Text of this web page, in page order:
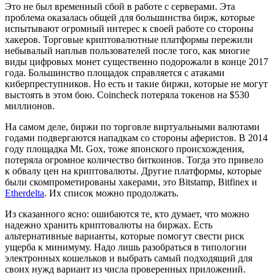
Это не был временный сбой в работе с серверами. Эта
проблема оказалась общей для большинства бирж, которые
испытывают огромный интерес к своей работе со стороны
хакеров. Торговые криптовалютные платформы пережили
небывалый наплыв пользователей после того, как многие
виды цифровых монет существенно подорожали в конце 2017
года. Большинство площадок справляется с атаками
киберпреступников. Но есть и такие биржи, которые не могут
выстоять в этом бою. Coincheck потеряла токенов на $530
миллионов.
На самом деле, биржи по торговле виртуальными валютами
годами подвергаются нападкам со стороны аферистов. В 2014
году площадка Mt. Gox, тоже японского происхождения,
потеряла огромное количество биткоинов. Тогда это привело
к обвалу цен на криптовалюты. Другие платформы, которые
были скомпрометированы хакерами, это Bitstamp, Bitfinex и
Etherdelta. Их список можно продолжать.
Из сказанного ясно: ошибаются те, кто думает, что можно
надежно хранить криптовалюты на биржах. Есть
альтернативные варианты, которые помогут свести риск
ущерба к минимуму. Надо лишь разобраться в типологии
электронных кошельков и выбрать самый подходящий для
своих нужд вариант из числа проверенных приложений.